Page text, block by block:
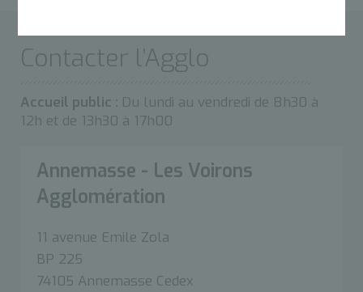
Contacter l’Agglo
Accueil public : Du lundi au vendredi de 8h30 à
12h et de 13h30 à 17h00
Annemasse - Les Voirons
Agglomération
11 avenue Emile Zola
BP 225
74105 Annemasse Cedex